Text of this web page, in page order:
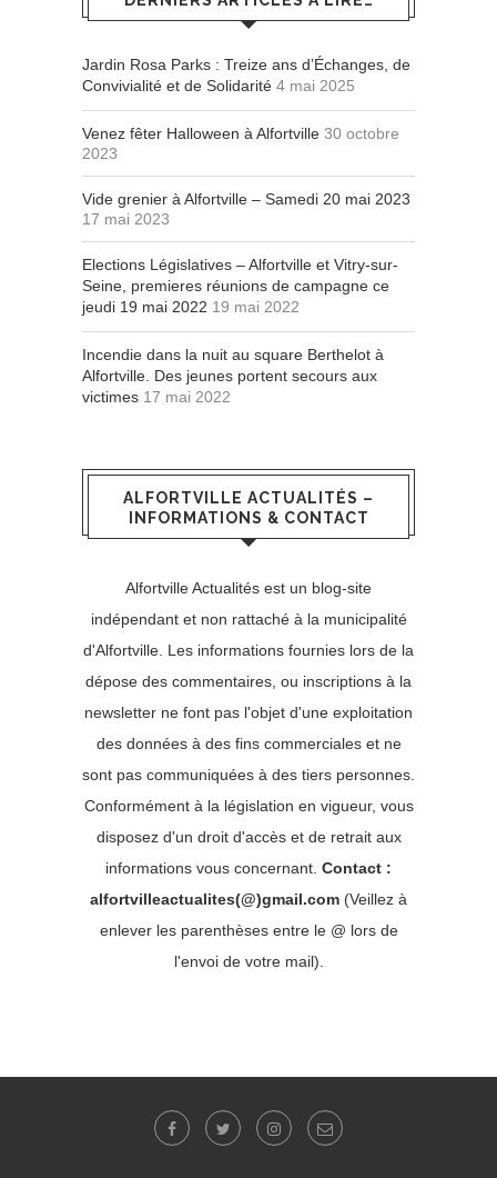
Jardin Rosa Parks : Treize ans d’Échanges, de
Convivialité et de Solidarité 4 mai 2025
Venez fêter Halloween à Alfortville 30 octobre
2023
Vide grenier à Alfortville – Samedi 20 mai 2023
17 mai 2023
Elections Législatives – Alfortville et Vitry-sur-
Seine, premieres réunions de campagne ce
jeudi 19 mai 2022 19 mai 2022
Incendie dans la nuit au square Berthelot à
Alfortville. Des jeunes portent secours aux
victimes 17 mai 2022
ALFORTVILLE ACTUALITÉS –
INFORMATIONS & CONTACT
Alfortville Actualités est un blog-site
indépendant et non rattaché à la municipalité
d'Alfortville. Les informations fournies lors de la
dépose des commentaires, ou inscriptions à la
newsletter ne font pas l'objet d'une exploitation
des données à des fins commerciales et ne
sont pas communiquées à des tiers personnes.
Conformément à la législation en vigueur, vous
disposez d'un droit d'accès et de retrait aux
informations vous concernant. Contact :
alfortvilleactualites(@)gmail.com (Veillez à
enlever les parenthèses entre le @ lors de
l'envoi de votre mail).